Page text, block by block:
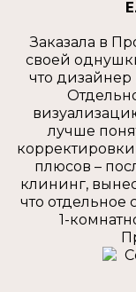
Заказала в
своей
что
лучше
плюсов –
клининг,
что отдельное
1-